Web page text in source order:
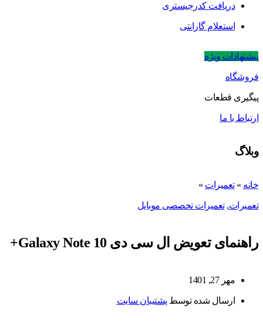
دریافت کدرجیستری
استعلام گارانتی
پیشنهادات ویژه
فروشگاه
پیگیری قطعات
ارتباط با ما
وبلاگ
خانه »تعمیرات »
تعمیرات,تعمیرات تخصصی موبایل
راهنمای تعویض ال سی دی Galaxy Note 10+
مهر 27, 1401
ارسال شده توسط پشتیبان سایت